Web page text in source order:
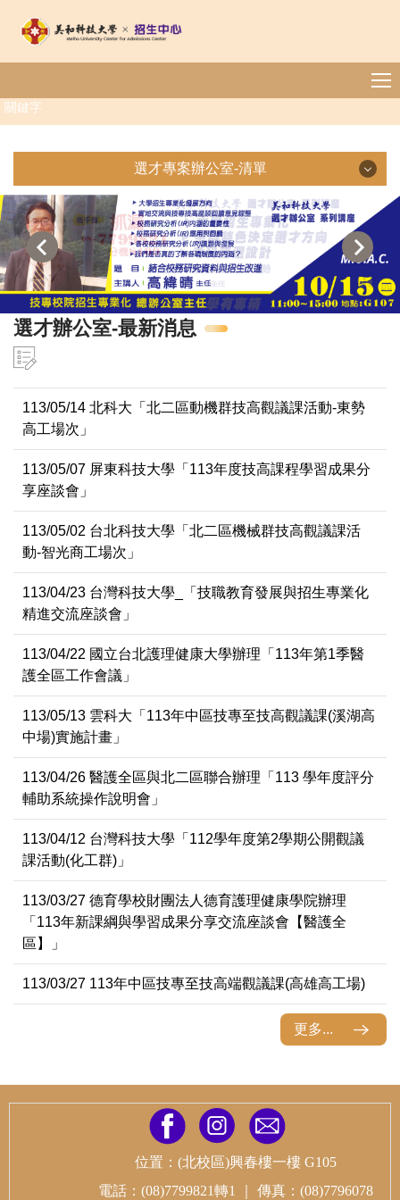
到
內
選才專案辦公室-清單
簡介與沿革
團隊成員
活動花絮
活動資訊
選才辦公室-最新消息
113/05/14 北科大「北二區動機群技高觀議課活動-東勢
高工場次」
113/05/07 屏東科技大學「113年度技高課程學習成果分
享座談會」
113/05/02 台北科技大學「北二區機械群技高觀議課活
動-智光商工場次」
113/04/23 台灣科技大學_「技職教育發展與招生專業化
精進交流座談會」
113/04/22 國立台北護理健康大學辦理「113年第1季醫
護全區工作會議」
113/05/13 雲科大「113年中區技專至技高觀議課(溪湖高
中場)實施計畫」
113/04/26 醫護全區與北二區聯合辦理「113 學年度評分
輔助系統操作說明會」
113/04/12 台灣科技大學「112學年度第2學期公開觀議
課活動(化工群)」
113/03/27 德育學校財團法人德育護理健康學院辦理
「113年新課綱與學習成果分享交流座談會【醫護全
區】」
113/03/27 113年中區技專至技高端觀議課(高雄高工場)
更多...
位置：(北校區)興春樓一樓 G105
電話：(08)7799821轉1
傳真：(08)7796078